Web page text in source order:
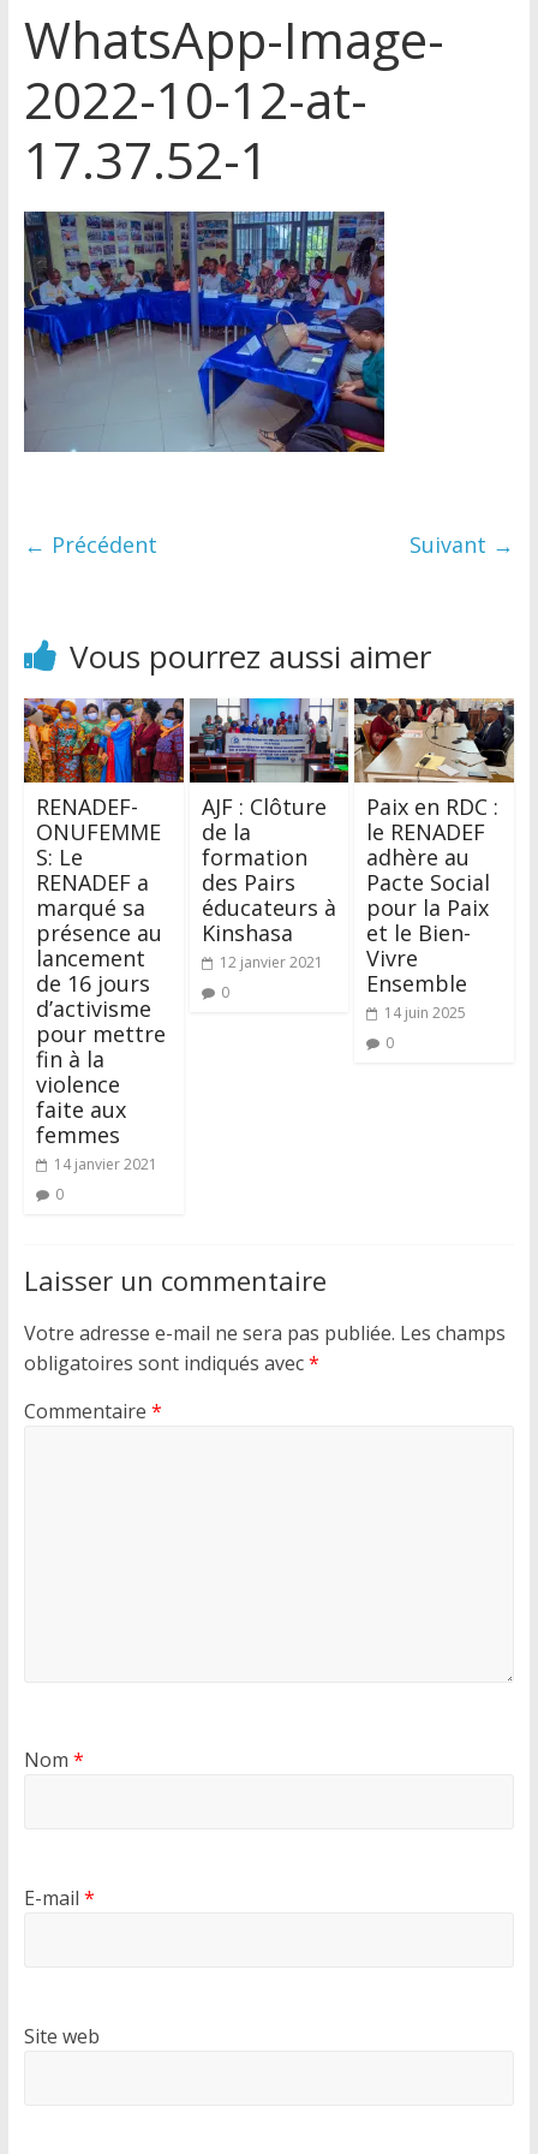
WhatsApp-Image-
2022-10-12-at-
17.37.52-1
← Précédent Suivant →
Vous pourrez aussi aimer
RENADEF-
ONUFEMME
S: Le
RENADEF a
marqué sa
présence au
lancement
de 16 jours
d’activisme
pour mettre
fin à la
violence
faite aux
femmes
14 janvier 2021
0
AJF : Clôture
de la
formation
des Pairs
éducateurs à
Kinshasa
12 janvier 2021
0
Paix en RDC :
le RENADEF
adhère au
Pacte Social
pour la Paix
et le Bien-
Vivre
Ensemble
14 juin 2025
0
Laisser un commentaire
Votre adresse e-mail ne sera pas publiée. Les champs
obligatoires sont indiqués avec*
Commentaire *
Nom *
E-mail *
Site web